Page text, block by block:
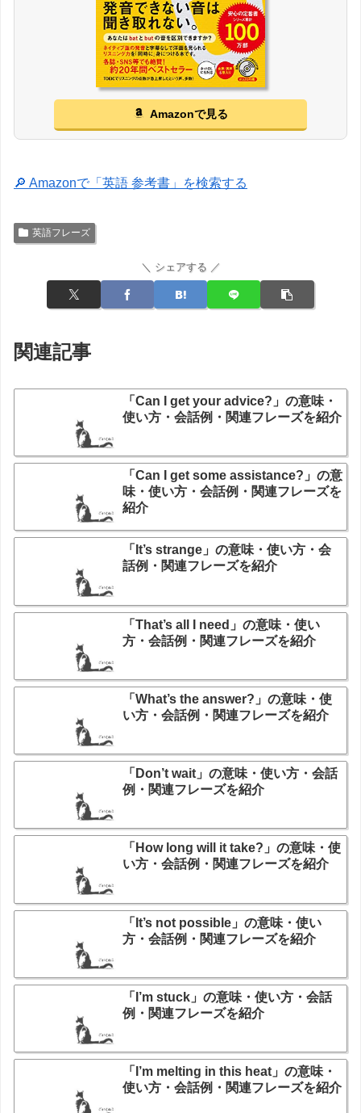
Amazonで見る
🔎 Amazonで「英語 参考書」を検索する
英語フレーズ
＼ シェアする ／
関連記事
「Can I get your advice?」の意味・
使い方・会話例・関連フレーズを紹介
「Can I get some assistance?」の意
味・使い方・会話例・関連フレーズを
紹介
「It’s strange」の意味・使い方・会
話例・関連フレーズを紹介
「That’s all I need」の意味・使い
方・会話例・関連フレーズを紹介
「What’s the answer?」の意味・使
い方・会話例・関連フレーズを紹介
「Don’t wait」の意味・使い方・会話
例・関連フレーズを紹介
「How long will it take?」の意味・使
い方・会話例・関連フレーズを紹介
「It’s not possible」の意味・使い
方・会話例・関連フレーズを紹介
「I’m stuck」の意味・使い方・会話
例・関連フレーズを紹介
「I’m melting in this heat」の意味・
使い方・会話例・関連フレーズを紹介